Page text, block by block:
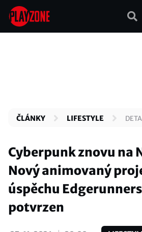
Přejít
hlavnímu
ČLÁNKY LIFESTYLE
Cyberpunk znovu na
Nový animovaný
úspěchu
potvrzen